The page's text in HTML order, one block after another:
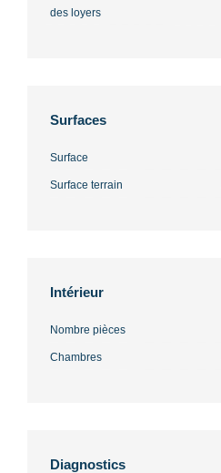
des loyers
Surfaces
Surface
Surface terrain
Intérieur
Nombre pièces
Chambres
Diagnostics